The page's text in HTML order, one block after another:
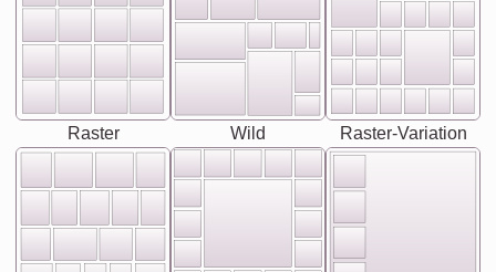
Raster Wild Raster-Variation